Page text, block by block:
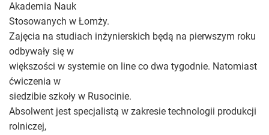
Akademia Nauk
Stosowanych w Łomży.
Zajęcia na studiach inżynierskich będą na pierwszym roku
odbywały się w
większości w systemie on line co dwa tygodnie. Natomiast
ćwiczenia w
siedzibie szkoły w Rusocinie.
Absolwent jest specjalistą w zakresie technologii produkcji
rolniczej,